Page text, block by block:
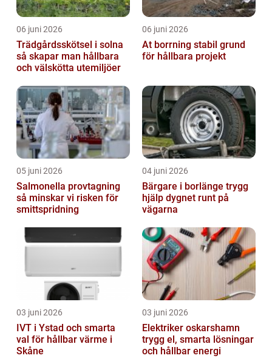
06 juni 2026
Trädgårdsskötsel i solna
så skapar man hållbara
och välskötta utemiljöer
06 juni 2026
At borrning stabil grund
för hållbara projekt
05 juni 2026
Salmonella provtagning
så minskar vi risken för
smittspridning
04 juni 2026
Bärgare i borlänge trygg
hjälp dygnet runt på
vägarna
03 juni 2026
IVT i Ystad och smarta
val för hållbar värme i
Skåne
03 juni 2026
Elektriker oskarshamn
trygg el, smarta lösningar
och hållbar energi